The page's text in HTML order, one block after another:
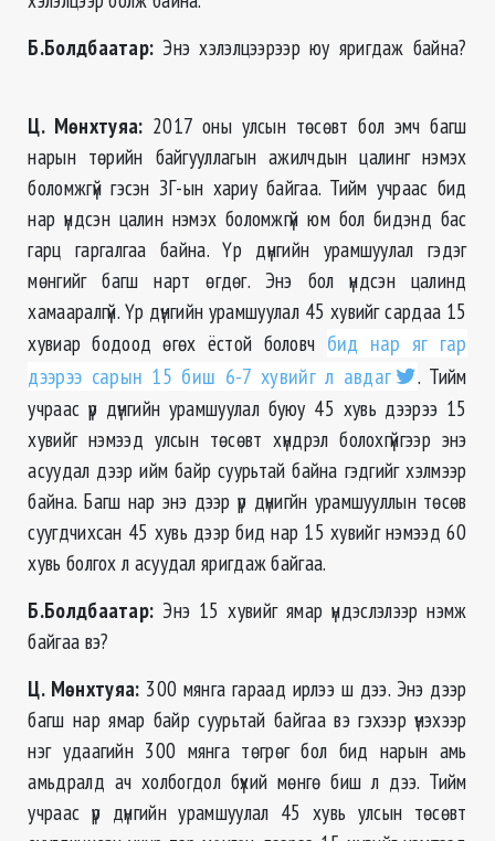
Б.Болдбаатар: Энэ хэлэлцээрээр юу яригдаж байна?
Ц. Мөнхтуяа: 2017 оны улсын төсөвт бол эмч багш
нарын төрийн байгууллагын ажилчдын цалинг нэмэх
боломжгүй гэсэн ЗГ-ын хариу байгаа. Тийм учраас бид
нар үндсэн цалин нэмэх боломжгүй юм бол бидэнд бас
гарц гаргалгаа байна. Үр дүнгийн урамшуулал гэдэг
мөнгийг багш нарт өгдөг. Энэ бол үндсэн цалинд
хамааралгүй. Үр дүнгийн урамшуулал 45 хувийг сардаа 15
хувиар бодоод өгөх ёстой боловч бид нар яг гар
дээрээ сарын 15 биш 6-7 хувийг л авдаг
. Тийм
учраас үр дүнгийн урамшуулал буюу 45 хувь дээрээ 15
хувийг нэмээд улсын төсөвт хүндрэл болохгүйгээр энэ
асуудал дээр ийм байр суурьтай байна гэдгийг хэлмээр
байна. Багш нар энэ дээр үр дүнигйн урамшууллын төсөв
суугдчихсан 45 хувь дээр бид нар 15 хувийг нэмээд 60
хувь болгох л асуудал яригдаж байгаа.
Б.Болдбаатар: Энэ 15 хувийг ямар үндэслэлээр нэмж
байгаа вэ?
Ц. Мөнхтуяа: 300 мянга гараад ирлээ ш дээ. Энэ дээр
багш нар ямар байр суурьтай байгаа вэ гэхээр үнэхээр
нэг удаагийн 300 мянга төгрөг бол бид нарын амь
амьдралд ач холбогдол бүхий мөнгө биш л дээ. Тийм
учраас үр дүнгийн урамшуулал 45 хувь улсын төсөвт